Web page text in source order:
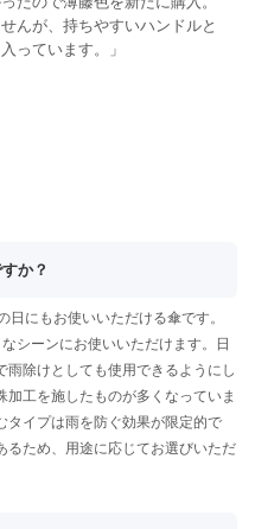
んが、持ちやすいハンドルと
っています。」
か？
にもお使いいただける傘です。
シーンにお使いいただけます。日
除けとしても使用できるようにし
工を施したものが多くなっていま
タイプは雨を防ぐ効果が限定的で
るため、用途に応じてお選びいただ